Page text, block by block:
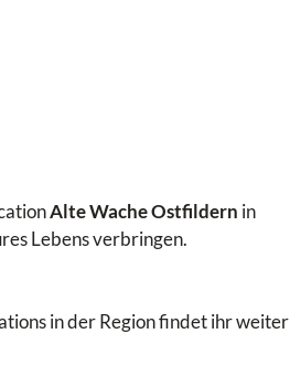
Alte Wache Ostfildern in
Lebens verbringen.
in der Region findet ihr weiter